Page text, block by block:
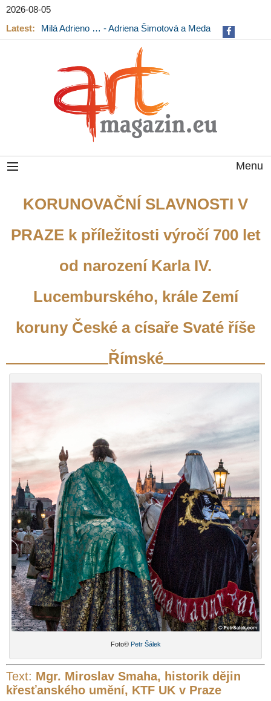
2026-08-05
Latest:
Milá Adrieno … - Adriena Šimotová a Meda
Menu
KORUNOVAČNÍ SLAVNOSTI V
PRAZE k příležitosti výročí 700 let
od narození Karla IV.
Lucemburského, krále Zemí
koruny České a císaře Svaté říše
Římské
Foto© Petr Šálek
Text: Mgr. Miroslav Smaha, historik dějin
křesťanského umění, KTF UK v Praze